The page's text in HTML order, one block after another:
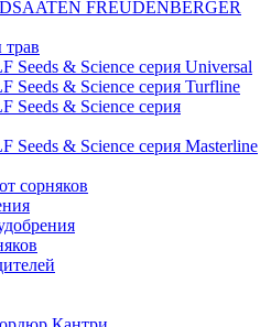
FREUDENBERGER
Seeds & Sciеnce серия Universal
Seeds & Sciеnce серия Turfline
Seeds & Sciеnce серия
Seeds & Sciеnce серия Masterline
сорняков